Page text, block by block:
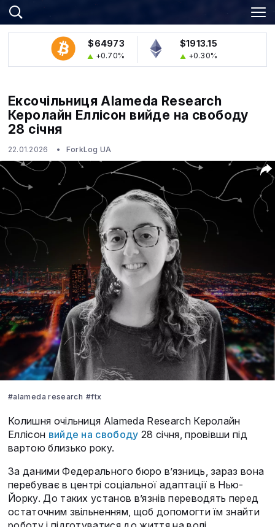
$64973
+0.70%
$1913.15
+0.30%
Ексочільниця Alameda Research
Керолайн Еллісон вийде на свободу
28 січня
22.01.2026 ForkLog UA
#alameda research #ftx
Колишня очільниця Alameda Research Керолайн
Еллісон вийде на свободу 28 січня, провівши під
вартою близько року.
За даними Федерального бюро в’язниць, зараз вона
перебуває в центрі соціальної адаптації в Нью-
Йорку. До таких установ в’язнів переводять перед
остаточним звільненням, щоб допомогти їм знайти